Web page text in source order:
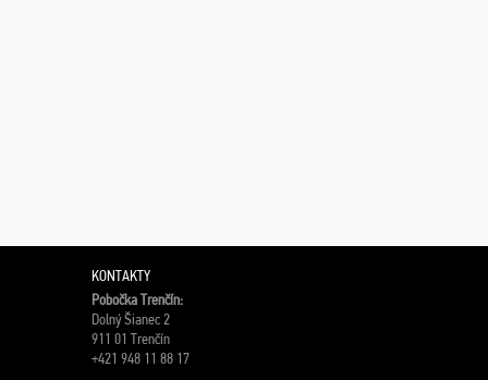
KONTAKTY
Pobočka Trenčín:
Dolný Šianec 2
911 01 Trenčín
+421 948 11 88 17